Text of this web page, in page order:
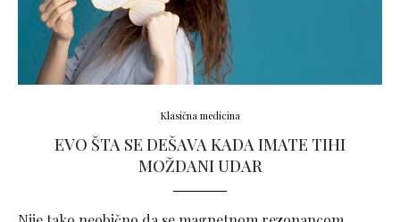
Klasična medicina
EVO ŠTA SE DEŠAVA KADA IMATE TIHI
MOŽDANI UDAR